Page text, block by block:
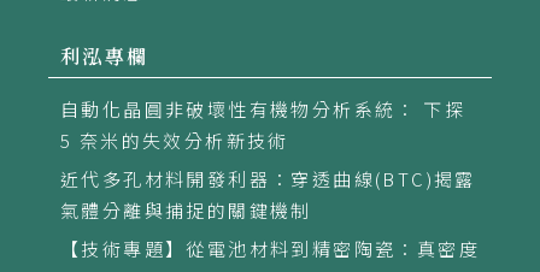
利泓專欄
自動化晶圓非破壞性有機物分析系統： 下探
5 奈米的失效分析新技術
近代多孔材料開發利器：穿透曲線(BTC)揭露
氣體分離與捕捉的關鍵機制
【技術專題】從電池材料到精密陶瓷：真密度